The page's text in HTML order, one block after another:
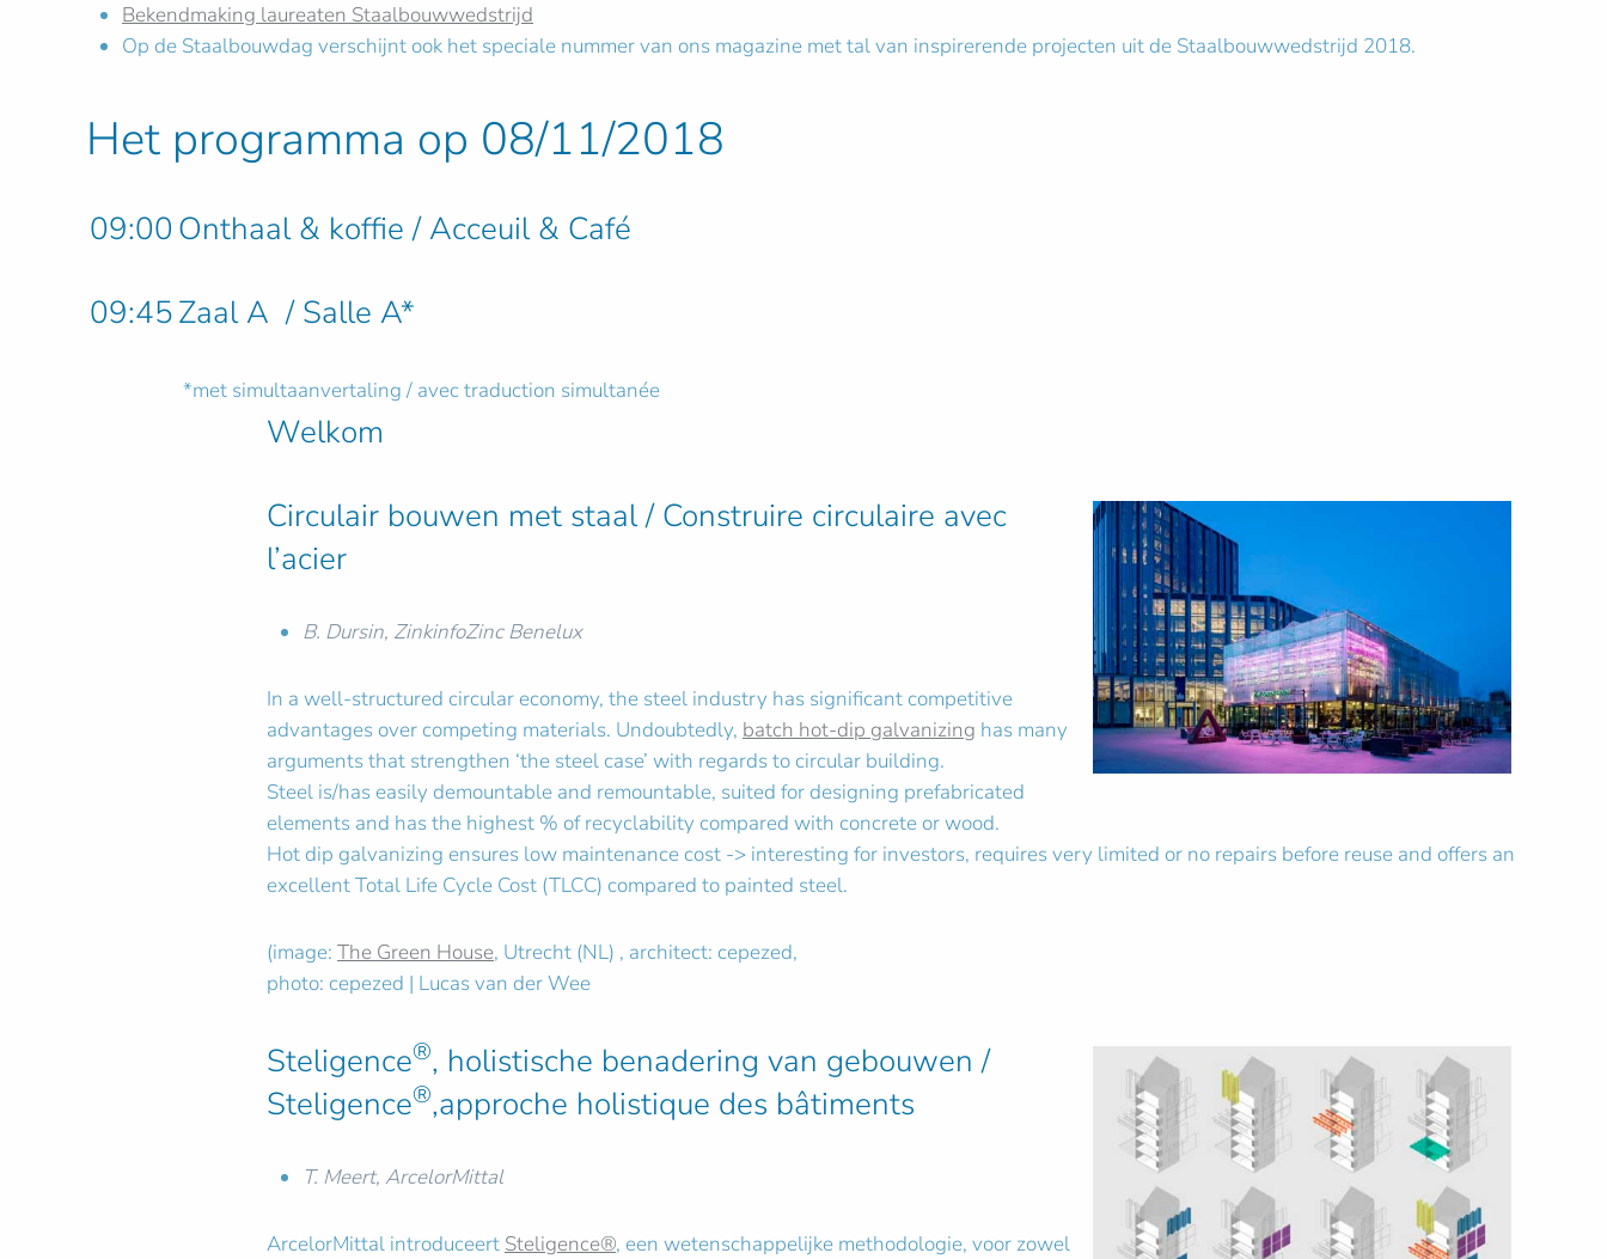
Bekendmaking laureaten Staalbouwwedstrijd
Op de Staalbouwdag verschijnt ook het speciale nummer van ons magazine met tal van inspirerende projecten uit de Staalbouwwedstrijd 2018.
Het programma op 08/11/2018
09:00 Onthaal & koffie / Acceuil & Café
09:45Zaal A / Salle A*
*met simultaanvertaling / avec traduction simultanée
Welkom
Circulair bouwen met staal / Construire circulaire avec
l’acier
B. Dursin, ZinkinfoZinc Benelux
In a well-structured circular economy, the steel industry has significant competitive
advantages over competing materials. Undoubtedly, batch hot-dip galvanizing has many
arguments that strengthen ‘the steel case’ with regards to circular building.
Steel is/has easily demountable and remountable, suited for designing prefabricated
elements and has the highest % of recyclability compared with concrete or wood.
Hot dip galvanizing ensures low maintenance cost -> interesting for investors, requires very limited or no repairs before reuse and offers an
excellent Total Life Cycle Cost (TLCC) compared to painted steel.
(image: The Green House, Utrecht (NL) , architect: cepezed,
photo: cepezed | Lucas van der Wee
Steligence®, holistische benadering van gebouwen /
Steligence®,approche holistique des bâtiments
T. Meert, ArcelorMittal
ArcelorMittal introduceert Steligence®, een wetenschappelijke methodologie, voor zowel